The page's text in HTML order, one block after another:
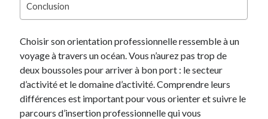
Conclusion
Choisir son orientation professionnelle ressemble à un
voyage à travers un océan. Vous n’aurez pas trop de
deux boussoles pour arriver à bon port : le secteur
d’activité et le domaine d’activité. Comprendre leurs
différences est important pour vous orienter et suivre le
parcours d’insertion professionnelle qui vous